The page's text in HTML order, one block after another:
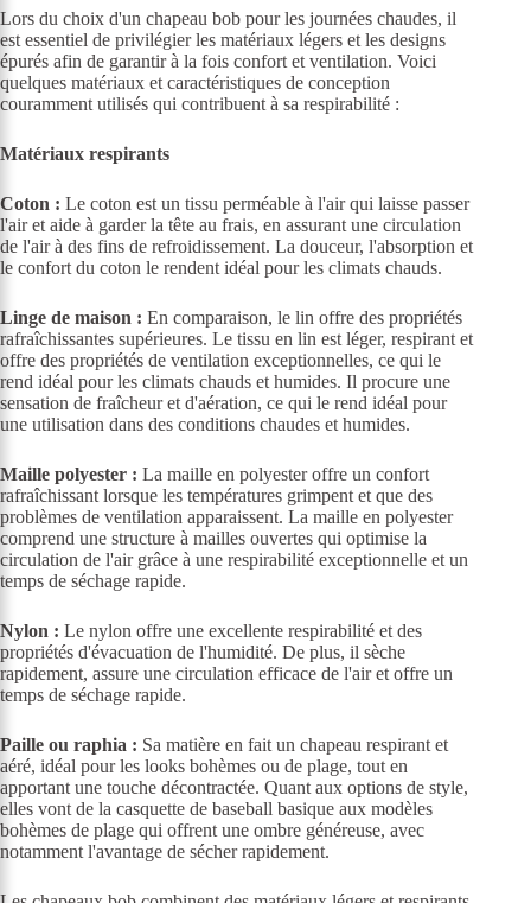
Lors du choix d'un chapeau bob pour les journées chaudes, il
est essentiel de privilégier les matériaux légers et les designs
épurés afin de garantir à la fois confort et ventilation. Voici
quelques matériaux et caractéristiques de conception
couramment utilisés qui contribuent à sa respirabilité :
Matériaux respirants
Coton : Le coton est un tissu perméable à l'air qui laisse passer
l'air et aide à garder la tête au frais, en assurant une circulation
de l'air à des fins de refroidissement. La douceur, l'absorption et
le confort du coton le rendent idéal pour les climats chauds.
Linge de maison : En comparaison, le lin offre des propriétés
rafraîchissantes supérieures. Le tissu en lin est léger, respirant et
offre des propriétés de ventilation exceptionnelles, ce qui le
rend idéal pour les climats chauds et humides. Il procure une
sensation de fraîcheur et d'aération, ce qui le rend idéal pour
une utilisation dans des conditions chaudes et humides.
Maille polyester : La maille en polyester offre un confort
rafraîchissant lorsque les températures grimpent et que des
problèmes de ventilation apparaissent. La maille en polyester
comprend une structure à mailles ouvertes qui optimise la
circulation de l'air grâce à une respirabilité exceptionnelle et un
temps de séchage rapide.
Nylon : Le nylon offre une excellente respirabilité et des
propriétés d'évacuation de l'humidité. De plus, il sèche
rapidement, assure une circulation efficace de l'air et offre un
temps de séchage rapide.
Paille ou raphia : Sa matière en fait un chapeau respirant et
aéré, idéal pour les looks bohèmes ou de plage, tout en
apportant une touche décontractée. Quant aux options de style,
elles vont de la casquette de baseball basique aux modèles
bohèmes de plage qui offrent une ombre généreuse, avec
notamment l'avantage de sécher rapidement.